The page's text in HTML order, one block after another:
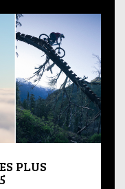
PLUS